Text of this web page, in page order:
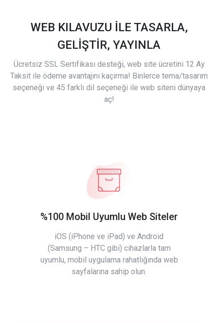
WEB KILAVUZU İLE TASARLA,
GELİŞTİR, YAYINLA
Ücretsiz SSL Sertifikası desteği, web site ücretini 12 Ay
Taksit ile ödeme avantajını kaçırma! Binlerce tema/tasarım
seçeneği ve 45 farklı dil seçeneği ile web siteni dünyaya
aç!
%100 Mobil Uyumlu Web Siteler
iOS (iPhone ve iPad) ve Android
(Samsung – HTC gibi) cihazlarla tam
uyumlu, mobil uygulama rahatlığında web
sayfalarına sahip olun.